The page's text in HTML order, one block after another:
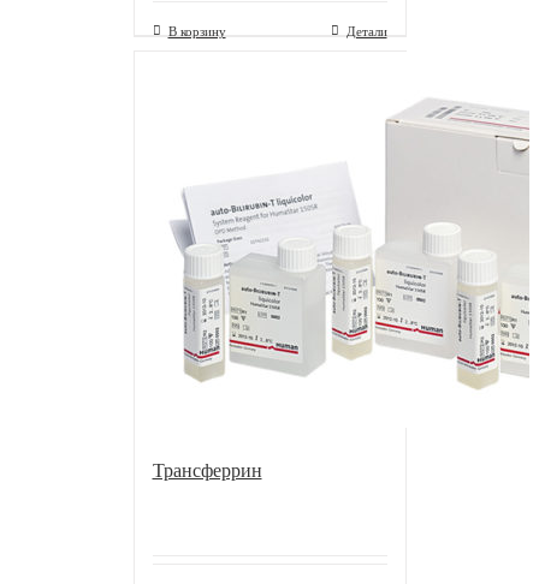
В корзину Детали
Трансферрин